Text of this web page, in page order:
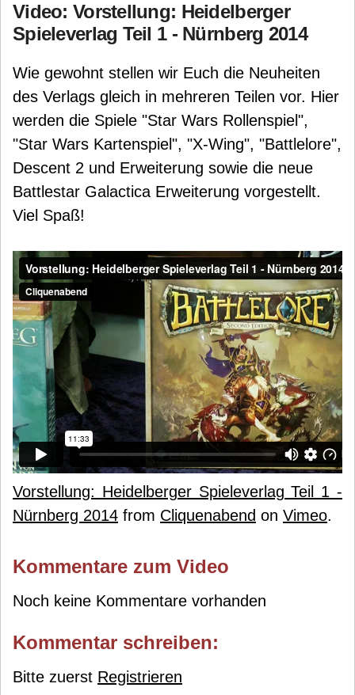
Video: Vorstellung: Heidelberger
Spieleverlag Teil 1 - Nürnberg 2014
Wie gewohnt stellen wir Euch die Neuheiten
des Verlags gleich in mehreren Teilen vor. Hier
werden die Spiele "Star Wars Rollenspiel",
"Star Wars Kartenspiel", "X-Wing", "Battlelore",
Descent 2 und Erweiterung sowie die neue
Battlestar Galactica Erweiterung vorgestellt.
Viel Spaß!
Vorstellung: Heidelberger Spieleverlag Teil 1 -
Nürnberg 2014 from Cliquenabend on Vimeo.
Kommentare zum Video
Noch keine Kommentare vorhanden
Kommentar schreiben:
Bitte zuerst Registrieren